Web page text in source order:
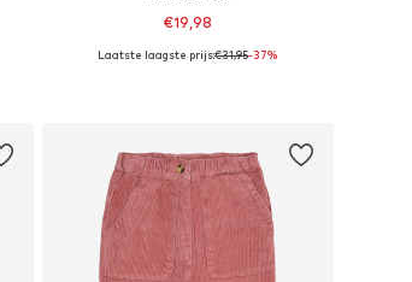
€19,98
Beschikbare maten: 92
Laatste laagste prijs:€31,95-37%